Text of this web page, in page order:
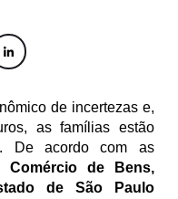
de incertezas e,
as famílias estão
De acordo com as
Comércio de Bens,
de São Paulo